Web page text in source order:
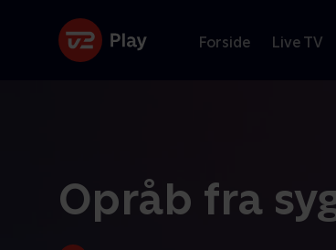
Forside Live TV
Opråb fra